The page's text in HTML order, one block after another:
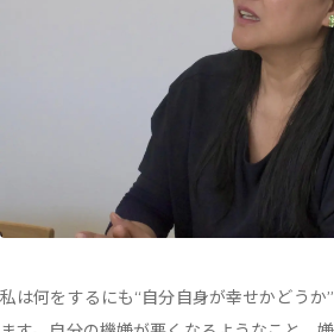
私は何をするにも“自分自身が幸せかどうか